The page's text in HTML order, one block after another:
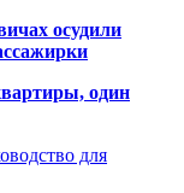
осудили
один
для